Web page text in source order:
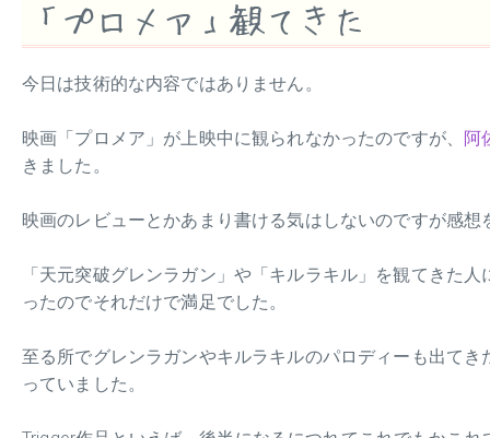
「プロメア」観てきた
今日は技術的な内容ではありません。
映画「プロメア」が上映中に観られなかったのですが、 阿
きました。
映画のレビューとかあまり書ける気はしないのですが感想
「天元突破グレンラガン」や「キルラキル」を観てきた
ったのでそれだけで満足でした。
至る所でグレンラガンやキルラキルのパロディーも出て
っていました。